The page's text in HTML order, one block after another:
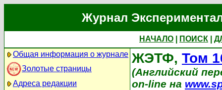
Журнал
НАЧАЛО ПОИСК
Общая информация о журнале
Золотые страницы
Адреса редакции
ЖЭТФ, Том
(Английский
on-line на